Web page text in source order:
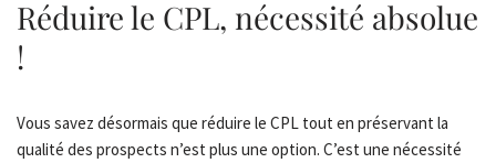
Réduire le CPL, nécessité absolue
!
Vous savez désormais que réduire le CPL tout en préservant la
qualité des prospects n’est plus une option. C’est une nécessité